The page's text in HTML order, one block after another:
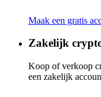
Maak een gratis
Zakelijk
Koop of verkoop
een zakelijk